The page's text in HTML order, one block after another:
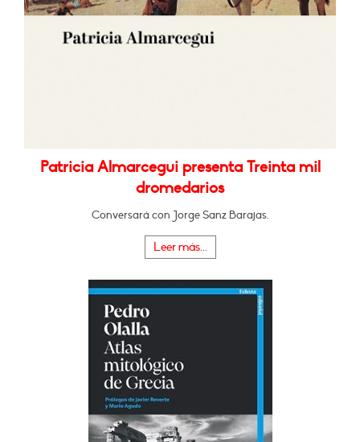
Patricia Almarcegui presenta Treinta mil
dromedarios
Conversará con Jorge Sanz Barajas.
Leer más...